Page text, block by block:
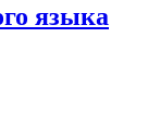
языка